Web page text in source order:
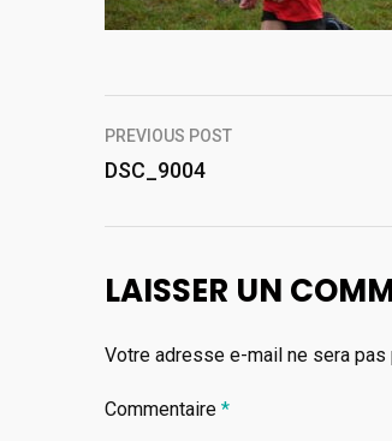
Navigation
de
l’article
PREVIOUS POST
DSC_9004
LAISSER UN
Votre adresse e-mail ne sera pas
Commentaire *